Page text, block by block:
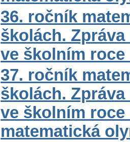
36. ročník
školách.
ve školním roce
37. ročník
školách.
ve školním roce
matematická